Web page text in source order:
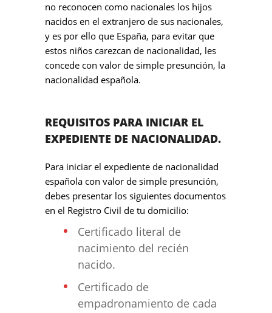
no reconocen como nacionales los hijos
nacidos en el extranjero de sus nacionales,
y es por ello que España, para evitar que
estos niños carezcan de nacionalidad, les
concede con valor de simple presunción, la
nacionalidad española.
REQUISITOS PARA INICIAR EL
EXPEDIENTE DE NACIONALIDAD.
Para iniciar el expediente de nacionalidad
española con valor de simple presunción,
debes presentar los siguientes documentos
en el Registro Civil de tu domicilio:
Certificado literal de
nacimiento del recién
nacido.
Certificado de
empadronamiento de cada